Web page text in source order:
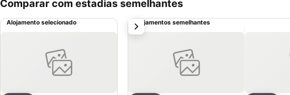
Comparar com estadias semelhantes
Alojamento selecionado Alojamentos semelhantes
próximo